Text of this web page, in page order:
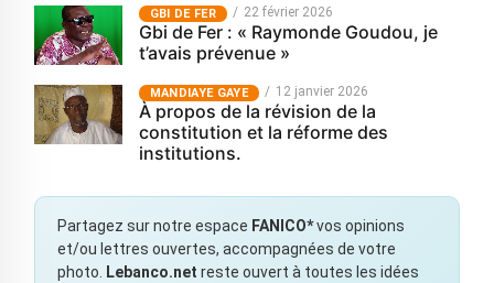
GBI DE FER 22 février 2026
Gbi de Fer : « Raymonde Goudou, je
t’avais prévenue »
MANDIAYE GAYE 12 janvier 2026
À propos de la révision de la
constitution et la réforme des
institutions.
Partagez sur notre espace FANICO*vos opinions
et/ou lettres ouvertes, accompagnées de votre
photo.
Lebanco.net reste ouvert à toutes les idées